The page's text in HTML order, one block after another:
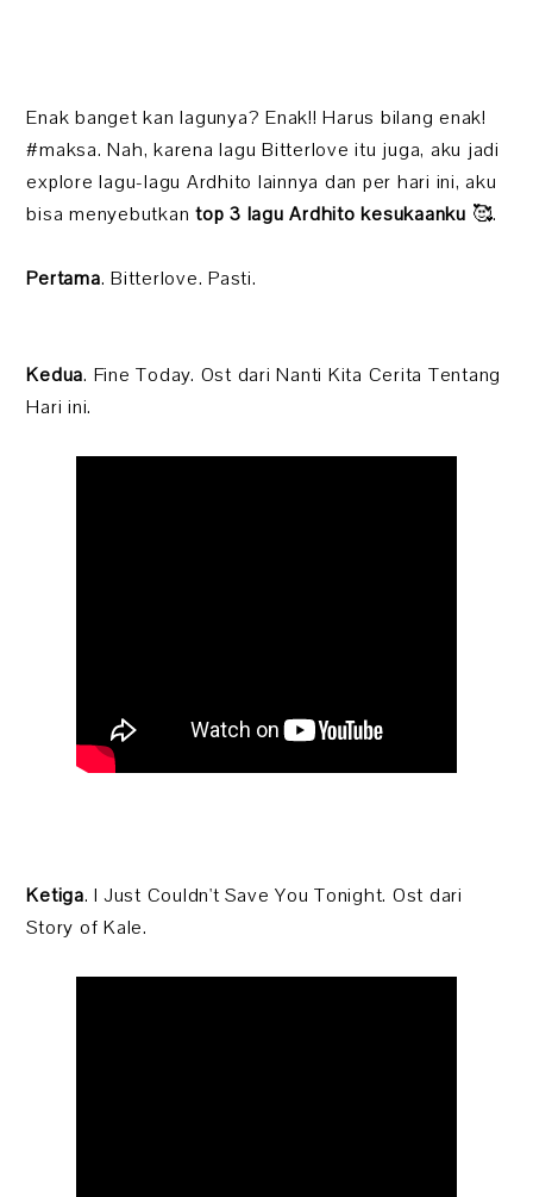
Enak banget kan lagunya? Enak!! Harus bilang enak!
#maksa. Nah, karena lagu Bitterlove itu juga, aku jadi
explore lagu-lagu Ardhito lainnya dan per hari ini, aku
bisa menyebutkantop 3 lagu Ardhito kesukaanku 🥰.
Pertama. Bitterlove. Pasti.
Kedua. Fine Today. Ost dari Nanti Kita Cerita Tentang
Hari ini.
Ketiga. I Just Couldn't Save You Tonight. Ost dari
Story of Kale.